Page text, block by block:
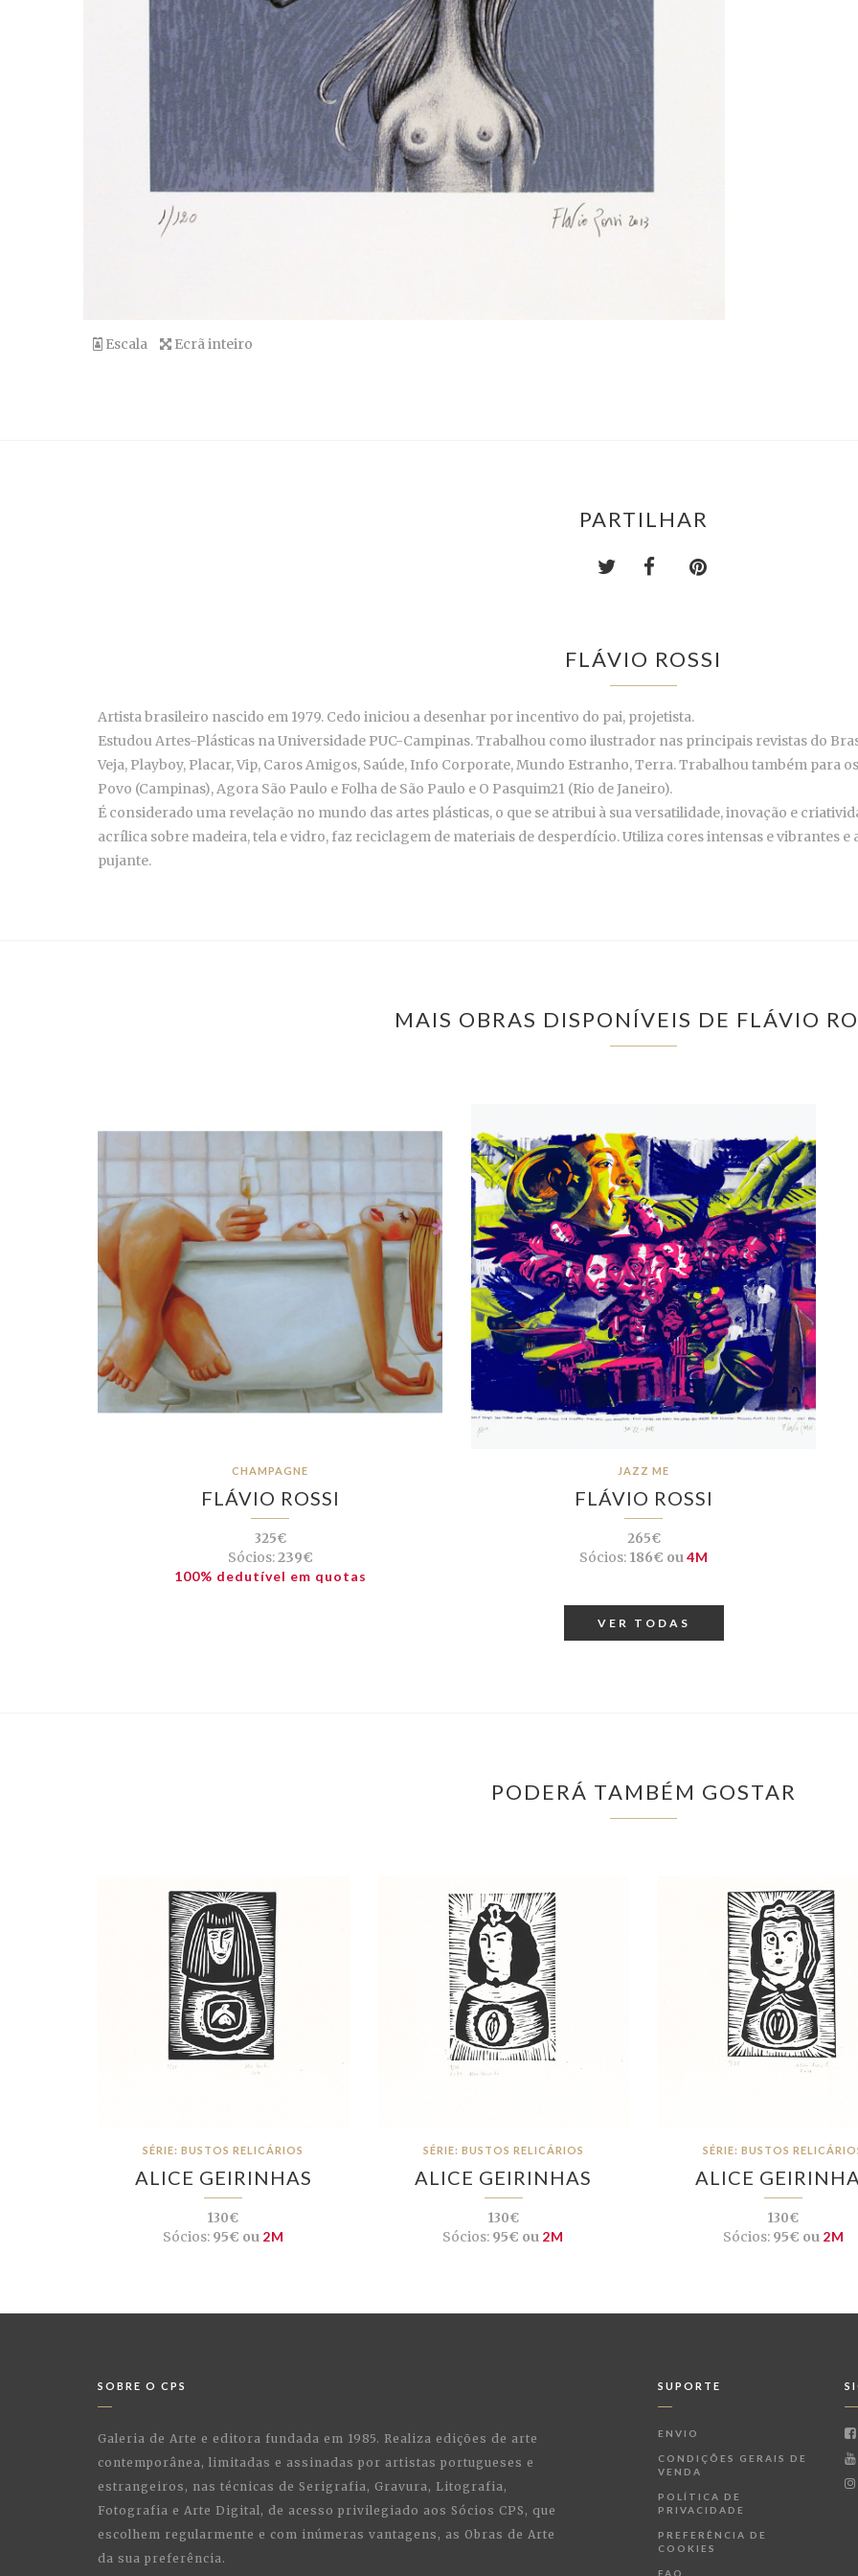
Escala Ecrã inteiro
PARTILHAR
FLÁVIO ROSSI
Artista brasileiro nascido em 1979. Cedo iniciou a desenhar por incentivo do pai, projetista.
Estudou Artes-Plásticas na Universidade PUC-Campinas. Trabalhou como ilustrador nas principais revistas do
Veja, Playboy, Placar, Vip, Caros Amigos, Saúde, Info Corporate, Mundo Estranho, Terra. Trabalhou também para
Povo (Campinas), Agora São Paulo e Folha de São Paulo e O Pasquim21 (Rio de Janeiro).
É considerado uma revelação no mundo das artes plásticas, o que se atribui à sua versatilidade, inovação e
acrílica sobre madeira, tela e vidro, faz reciclagem de materiais de desperdício. Utiliza cores intensas e vibrantes e
pujante.
MAIS OBRAS DISPONÍVEIS DE FLÁVIO
CHAMPAGNE
FLÁVIO ROSSI
325€
Sócios:239€
100% dedutível em quotas
JAZZ ME
FLÁVIO ROSSI
265€
Sócios:186€ ou4M
VER TODAS
PODERÁ TAMBÉM GOSTAR
SÉRIE: BUSTOS RELICÁRIOS
ALICE GEIRINHAS
130€
Sócios:95€ ou 2M
SÉRIE: BUSTOS RELICÁRIOS
ALICE GEIRINHAS
130€
Sócios: 95€ ou 2M
SÉRIE: BUSTOS
ALICE
130€
Sócios:95€ ou 2M
SOBRE O CPS
Galeria de Arte e editora fundada em 1985. Realiza edições de arte
contemporânea, limitadas e assinadas por artistas portugueses e
estrangeiros, nas técnicas de Serigrafia, Gravura, Litografia,
Fotografia e Arte Digital, de acesso privilegiado aos Sócios CPS, que
escolhem regularmente e com inúmeras vantagens, as Obras de Arte
da sua preferência.
SUPORTE
ENVIO
CONDIÇÕES GERAIS DE
VENDA
POLÍTICA DE
PRIVACIDADE
PREFERÊNCIA DE
COOKIES
FAQ